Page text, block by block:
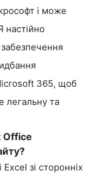
і може
настійно
365, щоб
легальну та
Office
Excel зі сторонніх